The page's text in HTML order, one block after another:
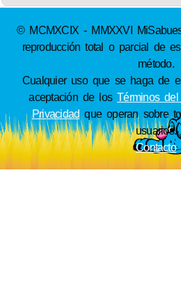
© MCMXCIX - MMXXVI
reproducción total o parcial de
método.
Cualquier uso que se haga de
aceptación de losTérminos
Privacidad que operan sobre
usuarios.
Contacto